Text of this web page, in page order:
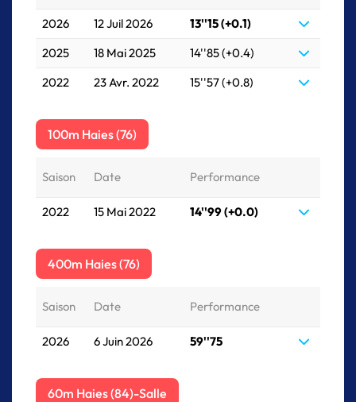
2026 12 Juil 2026
13''15 (+0.1)
2025
18 Mai 2025
14''85 (+0.4)
2022
23 Avr. 2022 15''57 (+0.8)
100m Haies (76)
Saison Date Performance
2022 15 Mai 2022 14''99 (+0.0)
400m Haies (76)
Saison Date Performance
2026 6 Juin 2026 59''75
60m Haies (84)-Salle